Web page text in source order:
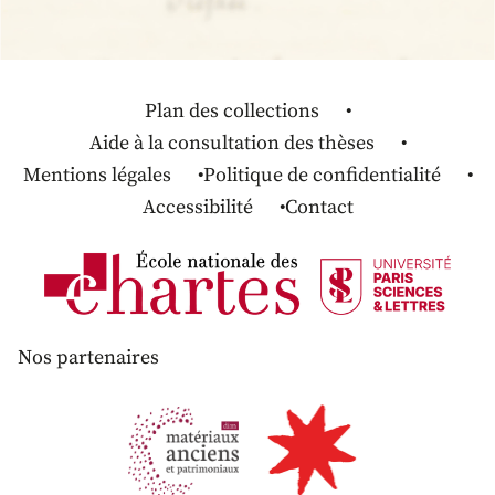
Plan des collections
Aide à la consultation des thèses
Mentions légales
Politique de confidentialité
Accessibilité
Contact
Nos partenaires